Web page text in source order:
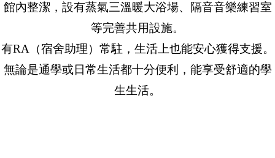
館內整潔，設有蒸氣三溫暖大浴場、隔音音樂練習室
等完善共用設施。
有RA（宿舍助理）常駐，生活上也能安心獲得支援。
無論是通學或日常生活都十分便利，能享受舒適的學
生生活。